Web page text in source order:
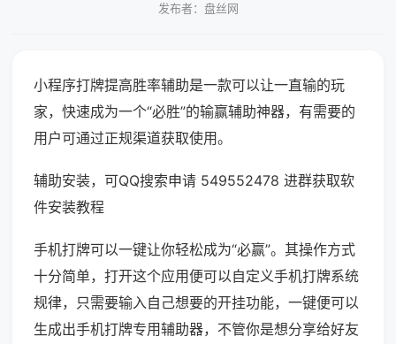
发布者：盘丝网
小程序打牌提高胜率辅助是一款可以让一直输的玩
家，快速成为一个“必胜”的输赢辅助神器，有需要的
用户可通过正规渠道获取使用。
辅助安装，可QQ搜索申请 549552478 进群获取软
件安装教程
手机打牌可以一键让你轻松成为“必赢”。其操作方式
十分简单，打开这个应用便可以自定义手机打牌系统
规律，只需要输入自己想要的开挂功能，一键便可以
生成出手机打牌专用辅助器，不管你是想分享给好友